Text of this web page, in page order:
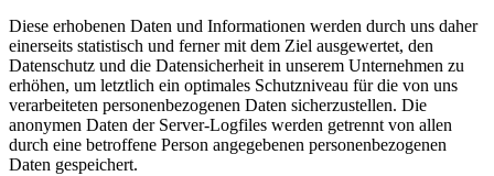
Diese erhobenen Daten und Informationen werden durch uns daher
einerseits statistisch und ferner mit dem Ziel ausgewertet, den
Datenschutz und die Datensicherheit in unserem Unternehmen zu
erhöhen, um letztlich ein optimales Schutzniveau für die von uns
verarbeiteten personenbezogenen Daten sicherzustellen. Die
anonymen Daten der Server-Logfiles werden getrennt von allen
durch eine betroffene Person angegebenen personenbezogenen
Daten gespeichert.